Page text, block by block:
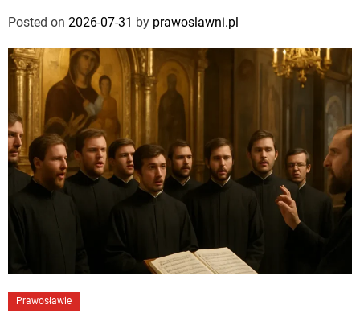
Posted on 2026-07-31 by prawoslawni.pl
Prawosławie